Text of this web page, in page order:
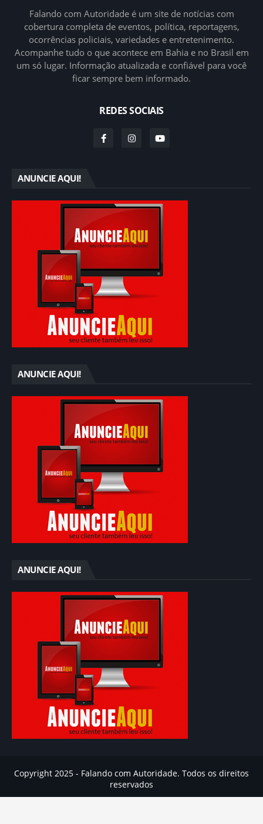
Falando com Autoridade é um site de notícias com
cobertura completa de eventos, política, reportagens,
ocorrências policiais, variedades e entretenimento.
Acompanhe tudo o que acontece em Bahia e no Brasil em
um só lugar. Informação atualizada e confiável para você
ficar sempre bem informado.
REDES SOCIAIS
ANUNCIE AQUI!
ANUNCIE AQUI!
ANUNCIE AQUI!
Copyright 2025 - Falando com Autoridade. Todos os direitos
reservados